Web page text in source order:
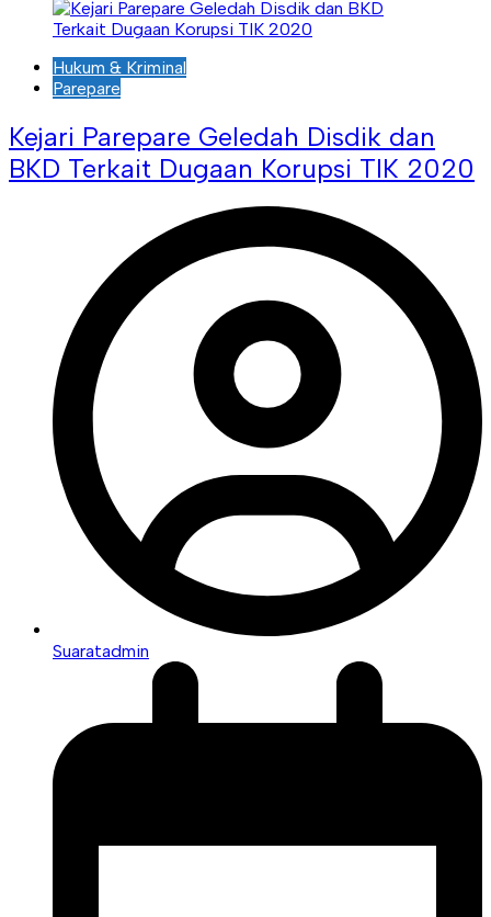
Hukum & Kriminal
Parepare
Kejari Parepare Geledah Disdik dan
BKD Terkait Dugaan Korupsi TIK 2020
Suaratadmin